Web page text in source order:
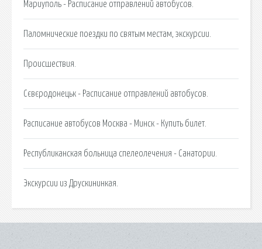
Мариуполь - Расписание отправлений автобусов.
Паломнические поездки по святым местам, экскурсии.
Происшествия.
Сєвєродонецьк - Расписание отправлений автобусов.
Расписание автобусов Москва - Минск - Купить билет.
Республиканская больница спелеолечения - Санатории.
Экскурсии из Друскининкая.